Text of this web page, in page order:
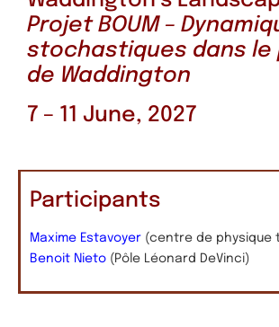
Projet BOUM –
stochastiques dans le
de Waddington
7 – 11 June, 2027
Participants
Maxime Estavoyer (centre de physique
Benoit Nieto (Pôle Léonard DeVinci)